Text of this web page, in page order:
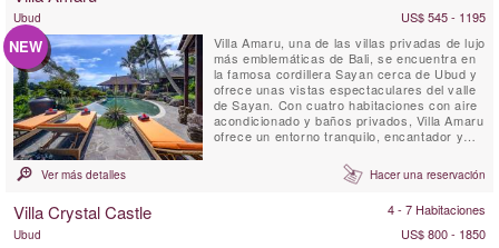
Ubud US$ 545 - 1195
NEW
Villa Amaru, una de las villas privadas de lujo
más emblemáticas de Bali, se encuentra en
la famosa cordillera Sayan cerca de Ubud y
ofrece unas vistas espectaculares del valle
de Sayan. Con cuatro habitaciones con aire
acondicionado y baños privados, Villa Amaru
ofrece un entorno tranquilo, encantador y
cuenta con impresionantes vistas
panorámicas de la cordillera de volcanes de
Ver más detalles Hacer una reservación
Villa Crystal Castle 4 - 7 Habitaciones
Ubud
US$ 800 - 1850